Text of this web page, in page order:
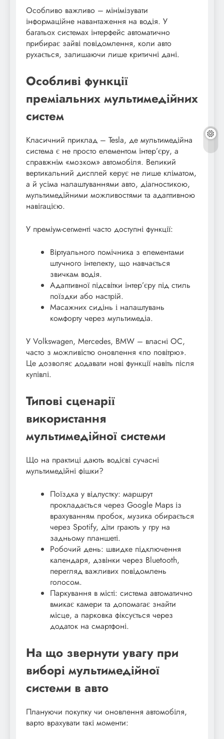
Особливо важливо – мінімізувати
інформаційне навантаження на водія. У
багатьох системах інтерфейс автоматично
прибирає зайві повідомлення, коли авто
рухається, залишаючи лише критичні дані.
Особливі функції
преміальних мультимедійних
систем
Класичний приклад – Tesla, де мультимедійна
система є не просто елементом інтер’єру, а
справжнім «мозком» автомобіля. Великий
вертикальний дисплей керує не лише кліматом,
а й усіма налаштуваннями авто, діагностикою,
мультимедійними можливостями та адаптивною
навігацією.
У преміум-сегменті часто доступні функції:
Віртуального помічника з елементами
штучного інтелекту, що навчається
звичкам водія.
Адаптивної підсвітки інтер’єру під стиль
поїздки або настрій.
Масажних сидінь і налаштувань
комфорту через мультимедіа.
У Volkswagen, Mercedes, BMW – власні ОС,
часто з можливістю оновлення «по повітрю».
Це дозволяє додавати нові функції навіть після
купівлі.
Типові сценарії
використання
мультимедійної системи
Що на практиці дають водієві сучасні
мультимедійні фішки?
Поїздка у відпустку: маршрут
прокладається через Google Maps із
врахуванням пробок, музика обирається
через Spotify, діти грають у гру на
задньому планшеті.
Робочий день: швидке підключення
календаря, дзвінки через Bluetooth,
перегляд важливих повідомлень
голосом.
Паркування в місті: система автоматично
вмикає камери та допомагає знайти
місце, а парковка фіксується через
додаток на смартфоні.
На що звернути увагу при
виборі мультимедійної
системи в авто
Плануючи покупку чи оновлення автомобіля,
варто врахувати такі моменти: